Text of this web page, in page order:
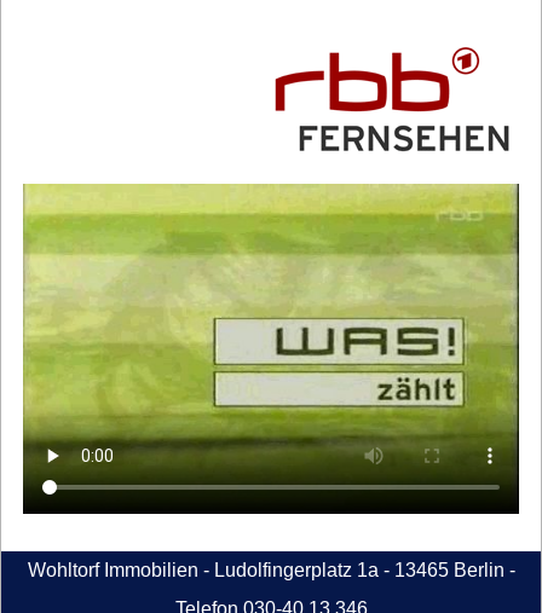
Wohltorf Immobilien - Ludolfingerplatz 1a - 13465 Berlin -